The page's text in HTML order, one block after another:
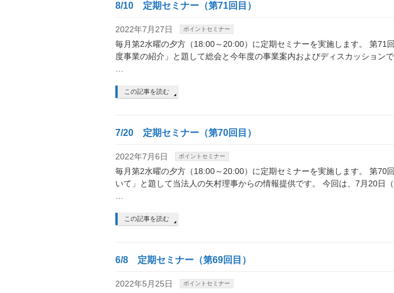
8/10 定期セミナー（第71回目）
2022年7月27日 ポイントセミナー
毎月第2水曜の夕方（18:00～20:00）に定期セミナーを実施します。 第71
度事業の紹介」と題して総会と今年度の事業案内およびディスカッション
この記事を読む
7/20 定期セミナー（第70回目）
2022年7月6日 ポイントセミナー
毎月第2水曜の夕方（18:00～20:00）に定期セミナーを実施します。 第70
いて」と題して当法人の矢村理事からの情報提供です。 今回は、7月20日
この記事を読む
6/8 定期セミナー（第69回目）
2022年5月25日 ポイントセミナー